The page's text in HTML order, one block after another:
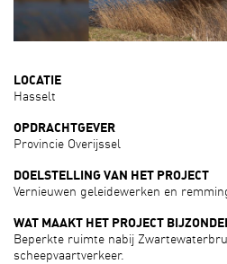
LOCATIE
Hasselt
OPDRACHTGEVER
Provincie Overijssel
DOELSTELLING VAN HET PROJECT
Vernieuwen geleidewerken en
WAT MAAKT HET PROJECT
Beperkte ruimte nabij
scheepvaartverkeer.